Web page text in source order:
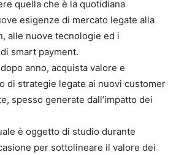
quella che è la quotidiana
esigenze di mercato legate alla
alle nuove tecnologie ed i
smart payment.
anno, acquista valore e
di strategie legate ai nuovi customer
spesso generate dall’impatto dei
è oggetto di studio durante
per sottolineare il valore dei